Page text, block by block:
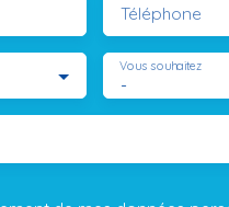
Téléphone
-
Vous souhaitez